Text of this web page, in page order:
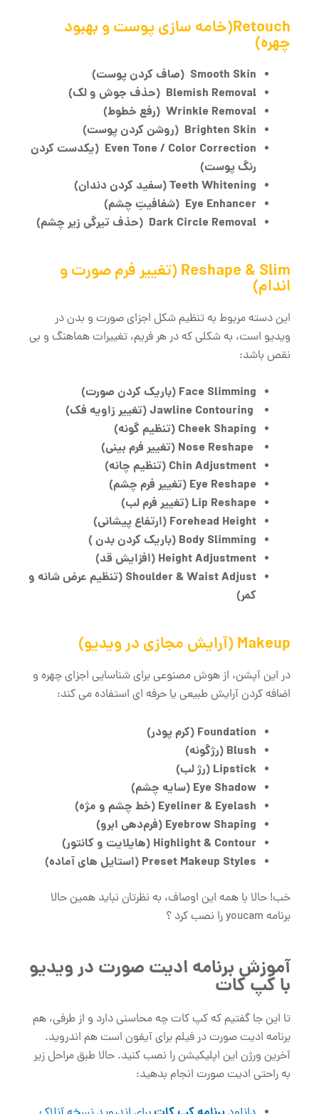
Retouch(خامه سازی پوست و بهبود
چهره)
Smooth Skin(صاف کردن پوست)
Blemish Removal(حذف جوش و لک)
Wrinkle Removal(رفع خطوط)
Brighten Skin(روشن کردن پوست)
Even Tone / Color Correction(یکدست کردن
رنگ پوست)
Teeth Whitening(سفید کردن دندان)
Eye Enhancer(شفافیتِ چشم)
Dark Circle Removal(حذف تیرگی زیر چشم)
Reshape & Slim (تغییر فرم صورت و
اندام)
این دسته مربوط به تنظیم شکل اجزای صورت و بدن در
ویدیو است، به شکلی که در هر فریم، تغییرات هماهنگ و بی
نقص باشد:
Face Slimming(باریک کردن صورت)
(تغییر زاویه فک)
Cheek Shaping(تنظیم گونه)
(تغییر فرم بینی)
Chin Adjustment(تنظیم چانه)
Eye Reshape(تغییر فرم چشم)
Lip Reshape(تغییر فرم لب)
Forehead Height(ارتفاع پیشانی)
Body Slimming(باریک کردن بدن )
Height Adjustment(افزایش قد)
Shoulder & Waist Adjust(تنظیم عرض شانه و
کمر)
Makeup (آرایش مجازی در ویدیو)
در این آپشن، از هوش مصنوعی برای شناسایی اجزای چهره و
اضافه کردن آرایش طبیعی یا حرفه ‌ای استفاده می ‌کند:
Foundation(کرم پودر)
Blush(رژگونه)
Lipstick(رژ لب)
Eye Shadow(سایه چشم)
Eyeliner & Eyelash(خط چشم و مژه)
Eyebrow Shaping(فرم‌دهی ابرو)
Highlight & Contour(هایلایت و کانتور)
Preset Makeup Styles(استایل‌ های آماده)
خب! حالا با همه این اوصاف، به نظرتان نباید همین حالا
برنامه youcam را نصب کرد ؟
آموزش برنامه ادیت صورت در ویدیو
با کپ کات
تا این جا گفتیم که کپ کات چه محاسنی دارد و از طرفی، هم
برنامه ادیت صورت در فیلم برای آیفون است هم اندروید.
آخرین ورژن این اپلیکیشن را نصب کنید. حالا طبق مراحل زیر
به راحتی ادیت صورت انجام بدهید: